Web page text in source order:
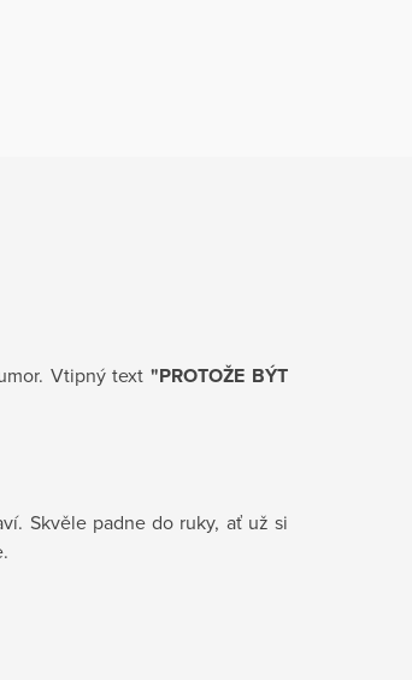
Vtipný text"PROTOŽE BÝT
Skvěle padne do ruky, ať už si